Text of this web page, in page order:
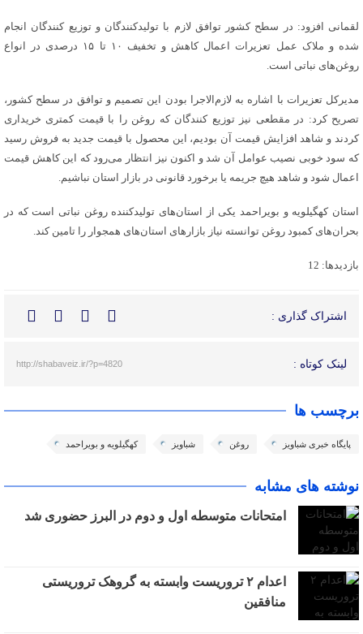
لقمانی افزود: در سطح کشور توافق لازم با تولیدکنندگان و توزیع کنندگان انجام
شده و ملاک عمل تعزیرات اعمال کاهش و تخفیف ۱۰ تا ۱۵ درصدی در انواع
روغن‌های نباتی است.
مدیرکل تعزیرات با اشاره به لازم‌الاجرا بودن این تصمیم و توافق در سطح کشور،
تصریح کرد: در مقطعی نیز توزیع کنندگان که روغن را با قیمت کمتری خریداری
کردند و شاهد افزایش قیمت آن بودیم، این محصول با قیمت جدید به فروش رسید
که سود خوبی نصیب عوامل آن شد و اکنون نیز انتظار می‌رود که این کاهش قیمت
اعمال شود و شاهد هیچ جریمه یا برخورد قانونی در بازار استان نباشیم.
استان کهگیلویه و بویراحمد یکی از استان‌های تولیدکننده روغن نباتی است که در
بحران‌های کمبود روغن توانسته نیاز بازارهای استان‌های همجوار را تامین کند.
بازدیدها: 12
اشتراک گذاری :
لینک کوتاه : http://shabaveiz.ir/?p=4820
برچسب ها
پایگاه خبری شباویز روغن شباویز کهگیلویه و بویراحمد
نوشته های مشابه
امتحانات متوسطه اول و دوم در البرز حضوری شد
اعدام ۲ تروریست وابسته به گروهک تروریستی
منافقین